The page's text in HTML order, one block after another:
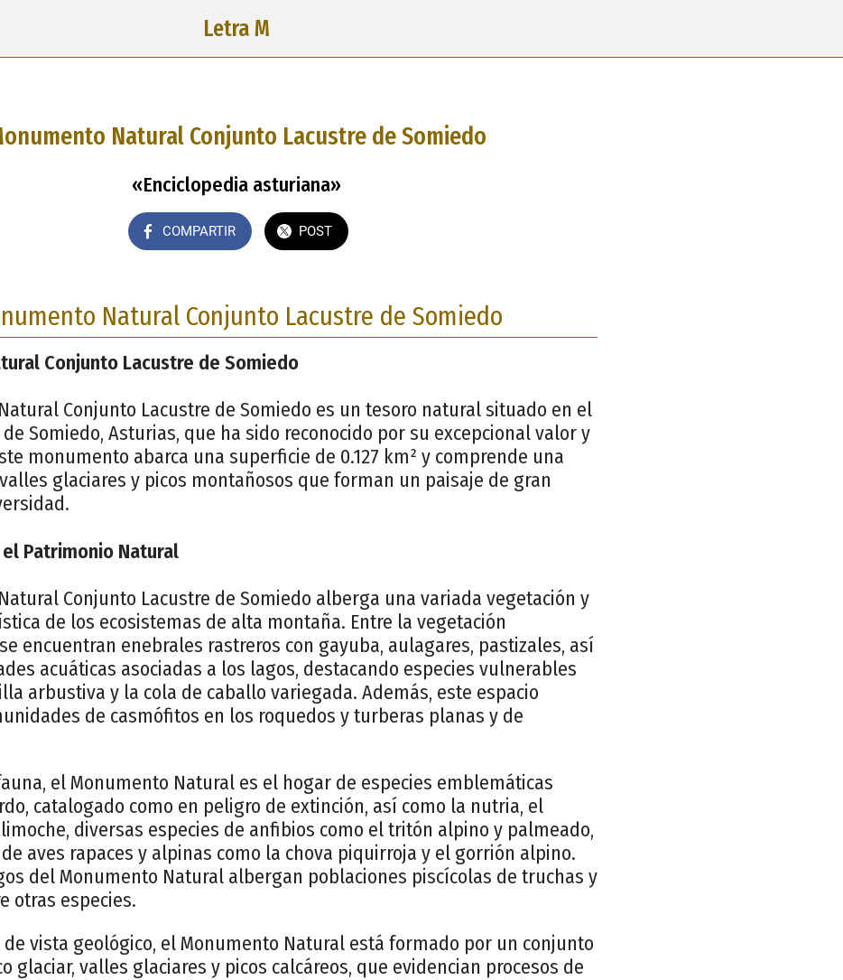
Letra M
Natural Conjunto Lacustre de Somiedo
«Enciclopedia asturiana»
COMPARTIR POST
Natural Conjunto Lacustre de Somiedo
Conjunto Lacustre de Somiedo
Conjunto Lacustre de Somiedo es un tesoro natural situado en el
Somiedo, Asturias, que ha sido reconocido por su excepcional valor y
monumento abarca una superficie de 0.127 km² y comprende una
glaciares y picos montañosos que forman un paisaje de gran
Patrimonio Natural
Conjunto Lacustre de Somiedo alberga una variada vegetación y
de los ecosistemas de alta montaña. Entre la vegetación
encuentran enebrales rastreros con gayuba, aulagares, pastizales, así
acuáticas asociadas a los lagos, destacando especies vulnerables
arbustiva y la cola de caballo variegada. Además, este espacio
de casmófitos en los roquedos y turberas planas y de
el Monumento Natural es el hogar de especies emblemáticas
catalogado como en peligro de extinción, así como la nutria, el
diversas especies de anfibios como el tritón alpino y palmeado,
aves rapaces y alpinas como la chova piquirroja y el gorrión alpino.
del Monumento Natural albergan poblaciones piscícolas de truchas y
otras especies.
vista geológico, el Monumento Natural está formado por un conjunto
glaciar, valles glaciares y picos calcáreos, que evidencian procesos de